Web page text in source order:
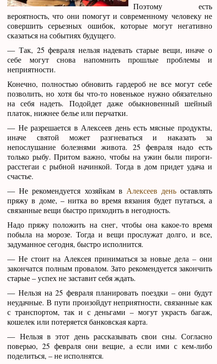
Поэтому есть
вероятность, что они помогут и современному человеку не
совершить серьезных ошибок, которые могут негативно
сказаться на событиях будущего.
— Так, 25 февраля нельзя надевать старые вещи, иначе о
себе могут снова напомнить прошлые проблемы и
неприятности.
Конечно, полностью обновить гардероб не все могут себе
позволить, но хотя бы что-то новенькое нужно обязательно
на себя надеть. Подойдет даже обыкновенный шейный
платок, нижнее белье или перчатки.
— Не разрешается в Алексеев день есть мясные продукты,
иначе святой может разгневаться и наказать за
непослушание болезнями живота. 25 февраля надо есть
только рыбу. Притом важно, чтобы на ужин были пироги-
расстегаи с рыбной начинкой. Тогда в дом придет удача и
счастье.
— Не рекомендуется хозяйкам в Алексеев деньоставлять
пряжу в доме, – нитка во время вязания будет путаться, а
связанные вещи быстро приходить в негодность.
Надо пряжу положить на снег, чтобы она какое-то время
побыла на морозе. Тогда и вещи прослужат долго, и все,
задуманное сегодня, быстро исполнится.
— Не стоит на Алексея приниматься за новые дела – они
закончатся полным провалом. Зато рекомендуется закончить
старые – успех не заставит себя ждать.
— Нельзя на 25 февраля планировать поездки – они будут
неудачные. В пути произойдут неприятности, связанные как
с транспортом, так и с деньгами – могут украсть багаж,
кошелек или потеряется банковская карта.
— Нельзя в этот день рассказывать свои сны. Согласно
поверью, 25 февраля они вещие, а если ими с кем-либо
поделиться, – не исполнятся.